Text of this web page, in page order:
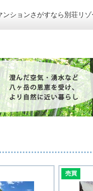
ンションさがすなら別荘リゾ
売買